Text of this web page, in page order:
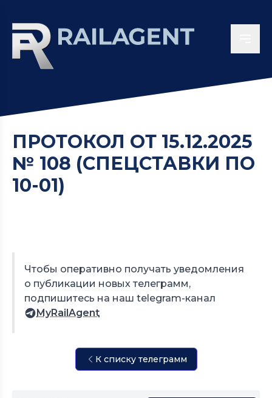
ПРОТОКОЛ ОТ 15.12.2025
№ 108 (СПЕЦСТАВКИ ПО
10-01)
Чтобы оперативно получать уведомления
о публикации новых телеграмм,
подпишитесь на наш telegram-канал
MyRailAgent
К списку телеграмм